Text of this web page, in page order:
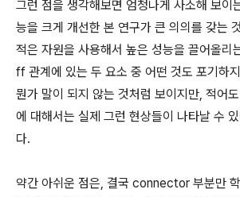
그런 점을 생각해보면 엄청나게 사소해 보이
능을 크게 개선한 본 연구가 큰 의의를 갖는
적은 자원을 사용해서 높은 성능을 끌어올
ff 관계에 있는 두 요소 중 어떤 것도 포기하
뭔가 말이 되지 않는 것처럼 보이지만, 적어
에 대해서는 실제 그런 현상들이 나타날 수
다.
약간 아쉬운 점은, 결국 connector 부분만